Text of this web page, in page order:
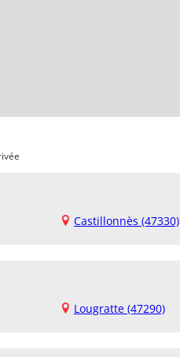
Castillonnès (47330)
Lougratte (47290)